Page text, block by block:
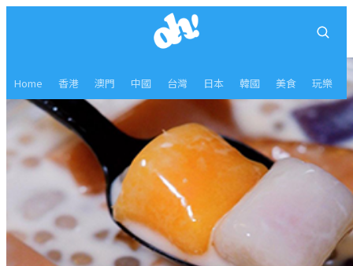
Home 香港 澳門 中國 台灣 日本 韓國 美食 玩樂